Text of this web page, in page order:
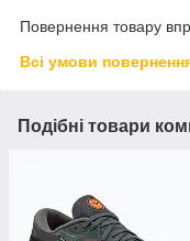
Повернення товару
Всі умови
Подібні товари